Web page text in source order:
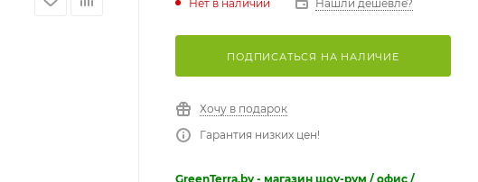
Нет в наличии Нашли дешевле?
ПОДПИСАТЬСЯ НА НАЛИЧИЕ
Хочу в подарок
Гарантия низких цен!
GreenTerra.by - магазин шоу-рум / офис /